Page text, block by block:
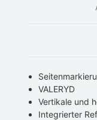
VALERYD
Vertikale und
Integrierter